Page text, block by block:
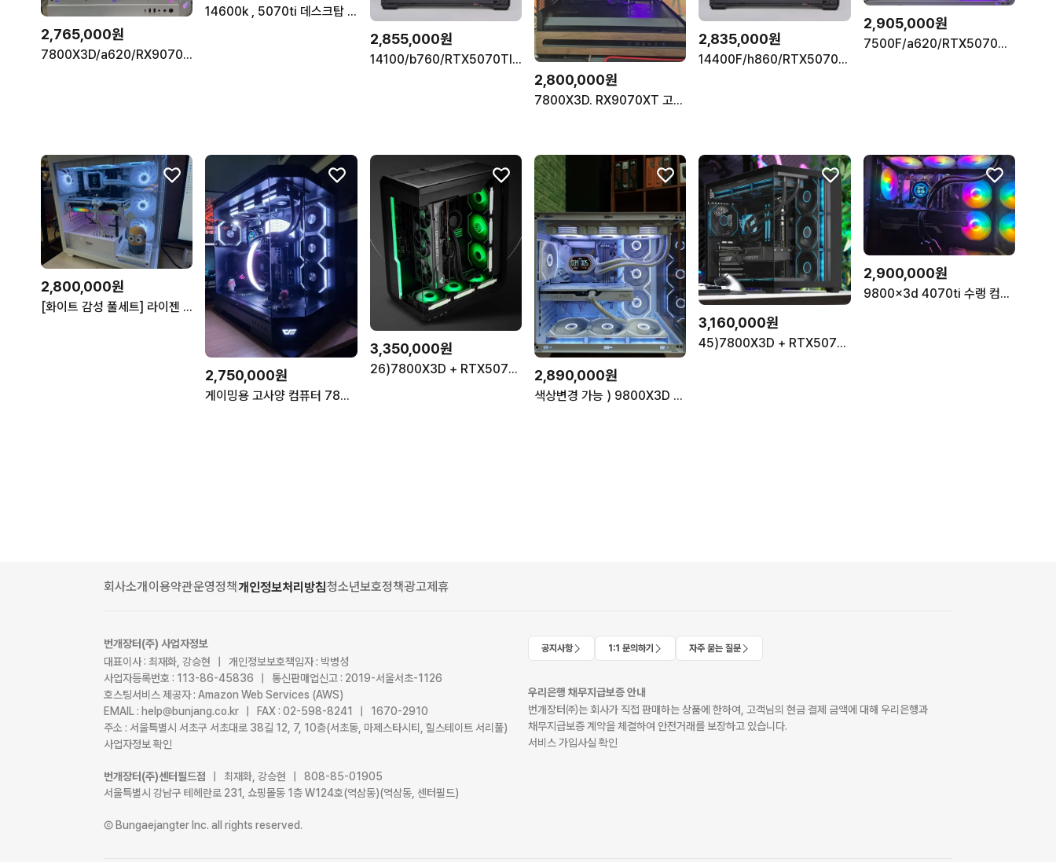
2,765,000원
7800X3D/a620/RX9070XT/1TB
14600k , 5070ti 데스크탑 팝니다.
2,855,000원
14100/b760/RTX5070TI/1TB
2,800,000원
7800X3D. RX9070XT 고사양 게이밍 컴퓨터
2,835,000원
14400F/h860/RTX5070TI/1TB
2,905,000원
7500F/a620/RTX5070TI/1TB
2,800,000원
[화이트 감성 풀세트] 라이젠 7800X3D,RX 9070xt 본체 + 모니터 및
2,750,000원
게이밍용 고사양 컴퓨터 7800x3d rtx 4070ti 판매합니다.
3,350,000원
26)7800X3D + RTX5070 블랙 좌설치 컴퓨터 2,890,000원
색상변경 가능 ) 9800X3D & RTX5070 컴퓨터
3,160,000원
45)7800X3D + RTX5070 블랙 컴퓨터
2,900,000원
9800x3d 4070ti 수랭 컴퓨터 본체 팝니다
회사소개이용약관운영정책개인정보처리방침청소년보호정책광고제휴
번개장터(주) 사업자정보
대표이사 : 최재화, 강승현 | 개인정보보호책임자 : 박병성
사업자등록번호 : 113-86-45836 | 통신판매업신고 : 2019-서울서초-1126
호스팅서비스 제공자 : Amazon Web Services (AWS)
EMAIL : help@bunjang.co.kr | FAX : 02-598-8241 | 1670-2910
주소 : 서울특별시 서초구 서초대로 38길 12, 7, 10층(서초동, 마제스타시티, 힐스테이트 서리풀)
사업자정보 확인
번개장터(주)센터필드점
| 최재화, 강승현 | 808-85-01905
서울특별시 강남구 테헤란로 231, 쇼핑몰동 1층 W124호(역삼동)(역삼동, 센터필드)
Ⓒ Bungaejangter Inc. all rights reserved.
공지사항 1:1 문의하기 자주 묻는 질문
우리은행 채무지급보증 안내
번개장터㈜는 회사가 직접 판매하는 상품에 한하여, 고객님의 현금 결제 금액에 대해 우리은행과
채무지급보증 계약을 체결하여 안전거래를 보장하고 있습니다.
서비스 가입사실 확인